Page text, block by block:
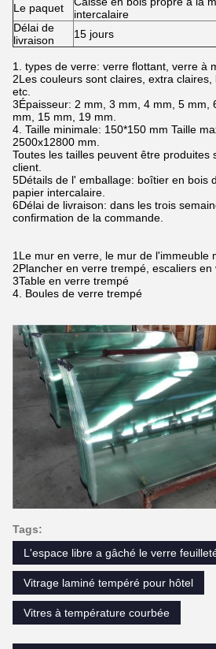
Le paquet
intercalaire
Délai de
livraison
15 jours
1. types de verre: verre flottant, verre à
2Les couleurs sont claires, extra claires,
etc.
3Épaisseur: 2 mm, 3 mm, 4 mm, 5 mm,
mm, 15 mm, 19 mm.
4. Taille minimale: 150*150 mm Taille
2500x12800 mm.
Toutes les tailles peuvent être produites
client.
5Détails de l' emballage: boîtier en bois
papier intercalaire.
6Délai de livraison: dans les trois
confirmation de la commande.
1Le mur en verre, le mur de l'immeuble
2Plancher en verre trempé, escaliers en
3Table en verre trempé
4. Boules de verre trempé
Tags:
L'espace libre a gâché le verre
Vitrage laminé tempéré pour hôtel
Vitres à température courbée